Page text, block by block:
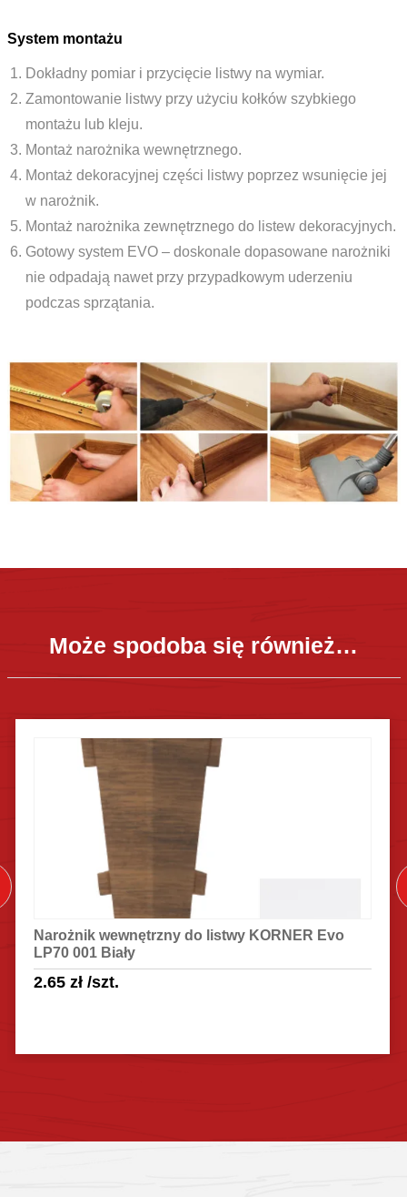
System montażu
Dokładny pomiar i przycięcie listwy na wymiar.
Zamontowanie listwy przy użyciu kołków szybkiego
montażu lub kleju.
Montaż narożnika wewnętrznego.
Montaż dekoracyjnej części listwy poprzez wsunięcie jej
w narożnik.
Montaż narożnika zewnętrznego do listew dekoracyjnych.
Gotowy system EVO – doskonale dopasowane narożniki
nie odpadają nawet przy przypadkowym uderzeniu
podczas sprzątania.
Może spodoba się również…
Narożnik wewnętrzny do listwy KORNER Evo
LP70 001 Biały
2.65 zł/szt.